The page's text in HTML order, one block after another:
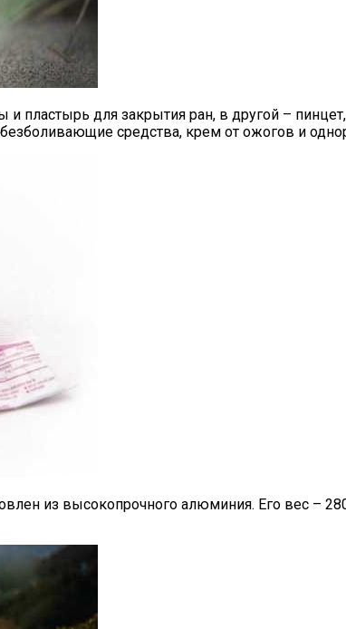
и пластырь для закрытия ран, в другой –
средства, крем от ожогов и
из высокопрочного алюминия. Его вес –